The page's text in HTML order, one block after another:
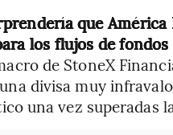
que
los flujos de
de StoneX
divisa muy
una vez superadas